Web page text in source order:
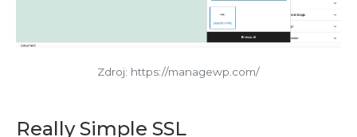
Zdroj: https://managewp.com/
Really Simple SSL